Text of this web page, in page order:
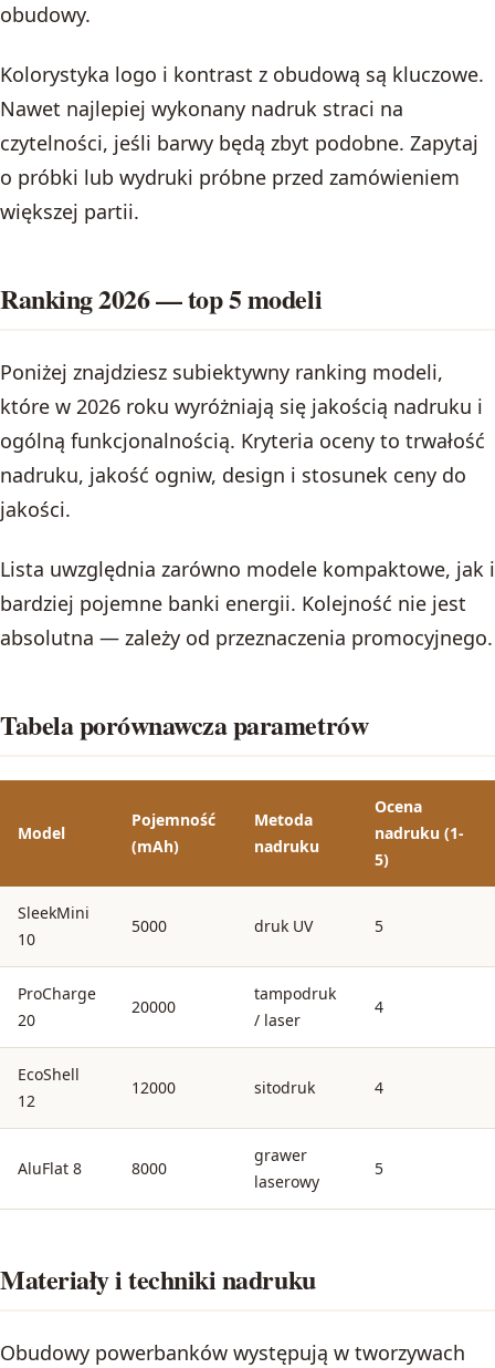
obudowy.
Kolorystyka logo i kontrast z obudową są kluczowe.
Nawet najlepiej wykonany nadruk straci na
czytelności, jeśli barwy będą zbyt podobne. Zapytaj
o próbki lub wydruki próbne przed zamówieniem
większej partii.
Ranking 2026 — top 5 modeli
Poniżej znajdziesz subiektywny ranking modeli,
które w 2026 roku wyróżniają się jakością nadruku i
ogólną funkcjonalnością. Kryteria oceny to trwałość
nadruku, jakość ogniw, design i stosunek ceny do
jakości.
Lista uwzględnia zarówno modele kompaktowe, jak i
bardziej pojemne banki energii. Kolejność nie jest
absolutna — zależy od przeznaczenia promocyjnego.
Tabela porównawcza parametrów
Model
Pojemność
(mAh)
Metoda
nadruku
Ocena
nadruku (1-
5)
SleekMini
10
5000 druk UV 5
ProCharge
20
20000
tampodruk
/ laser
4
EcoShell
12
12000 sitodruk 4
AluFlat 8 8000
grawer
laserowy
5
Materiały i techniki nadruku
Obudowy powerbanków występują w tworzywach